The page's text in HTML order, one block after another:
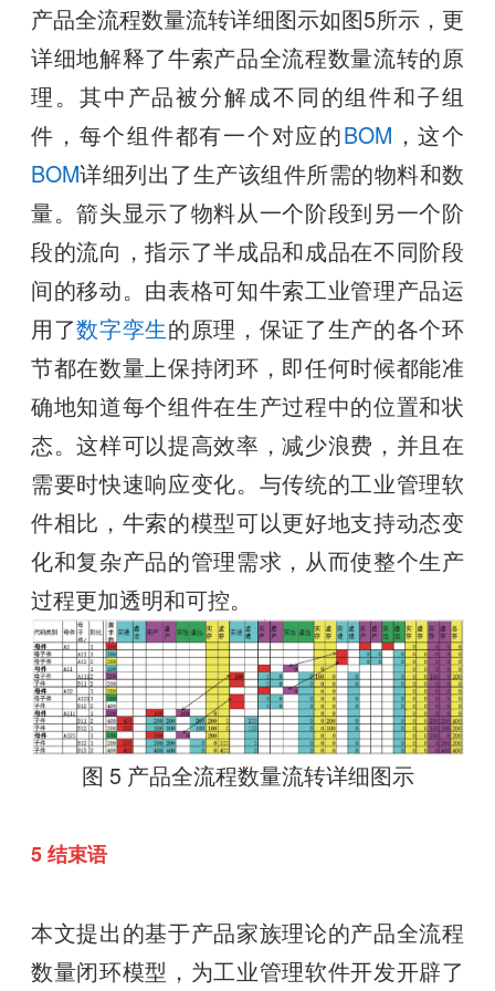
产品全流程数量流转详细图示如图5所示，更
详细地解释了牛索产品全流程数量流转的原
理。其中产品被分解成不同的组件和子组
件，每个组件都有一个对应的BOM ，这个
BOM详细列出了生产该组件所需的物料和数
量。箭头显示了物料从一个阶段到另一个阶
段的流向，指示了半成品和成品在不同阶段
间的移动。由表格可知牛索工业管理产品运
用了数字孪生的原理，保证了生产的各个环
节都在数量上保持闭环，即任何时候都能准
确地知道每个组件在生产过程中的位置和状
态。这样可以提高效率，减少浪费，并且在
需要时快速响应变化。与传统的工业管理软
件相比，牛索的模型可以更好地支持动态变
化和复杂产品的管理需求，从而使整个生产
过程更加透明和可控。
图 5 产品全流程数量流转详细图示
5 结束语
本文提出的基于产品家族理论的产品全流程
数量闭环模型，为工业管理软件开发开辟了